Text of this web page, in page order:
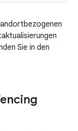
Sie in den